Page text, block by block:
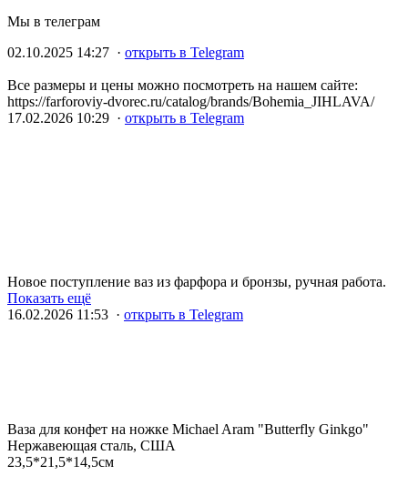
Мы в телеграм
02.10.2025 14:27 · открыть в Telegram
Все размеры и цены можно посмотреть на нашем сайте:
https://farforoviy-dvorec.ru/catalog/brands/Bohemia_JIHLAVA/
17.02.2026 10:29 · открыть в Telegram
Новое поступление ваз из фарфора и бронзы, ручная работа.
Показать ещё
16.02.2026 11:53 · открыть в Telegram
Ваза для конфет на ножке Michael Aram "Butterfly Ginkgo"
Нержавеющая сталь, США
23,5*21,5*14,5см